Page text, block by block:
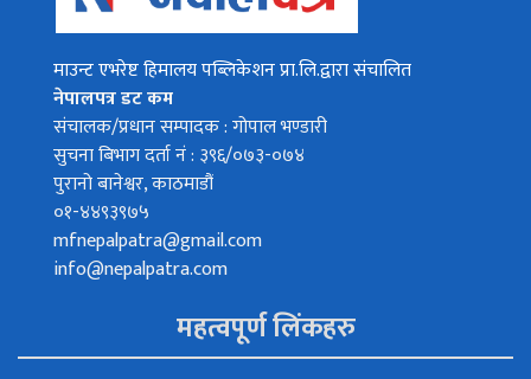
माउन्ट एभरेष्ट हिमालय पब्लिकेशन प्रा.लि.द्वारा संचालित
नेपालपत्र डट कम
संचालक/प्रधान सम्पादक : गोपाल भण्डारी
सुचना बिभाग दर्ता नं : ३९६/०७३-०७४
पुरानो बानेश्वर, काठमाडौं
०१-४४९३९७५
mfnepalpatra@gmail.com
info@nepalpatra.com
महत्वपूर्ण लिंकहरु